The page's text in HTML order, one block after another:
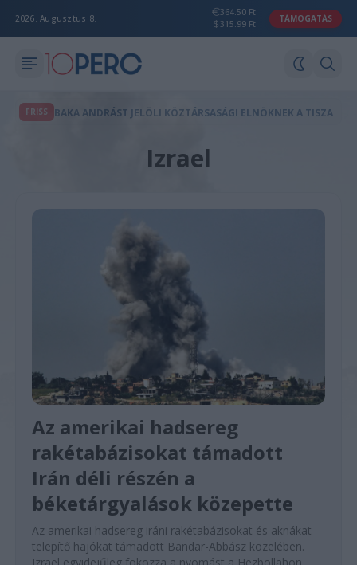
2026. Augusztus 8.
364.50 Ft
315.99 Ft
TÁMOGATÁS
FRISS BAKA ANDRÁST JELÖLI KÖZTÁRSASÁGI ELNÖKNEK A TISZA
Izrael
Az amerikai hadsereg
rakétabázisokat támadott
Irán déli részén a
béketárgyalások közepette
Az amerikai hadsereg iráni rakétabázisokat és aknákat
telepítő hajókat támadott Bandar-Abbász közelében.
Izrael egyidejűleg fokozza a nyomást a Hezbollahon